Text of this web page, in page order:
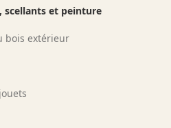
scellants et peinture
bois extérieur